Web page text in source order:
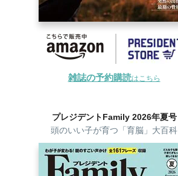
雑誌の予約購読はこちら
プレジデントFamily 2026年夏号
頭のいい子が育つ「育脳」大百科